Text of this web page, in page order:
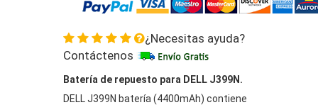
¿Necesitas ayuda?
Contáctenos
Batería de repuesto para DELL J399N.
DELL J399N batería (4400mAh) contiene